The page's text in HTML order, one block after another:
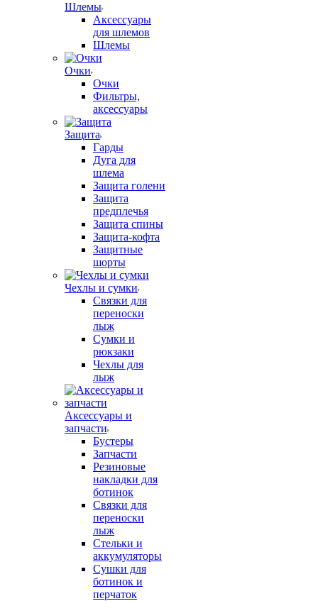
Шлемы
Аксессуары
для шлемов
Шлемы
Очки
Очки
Фильтры,
аксессуары
Защита
Гарды
Дуга для
шлема
Защита голени
Защита
предплечья
Защита спины
Защита-кофта
Защитные
шорты
Чехлы и сумки
Связки для
переноски
лыж
Сумки и
рюкзаки
Чехлы для
лыж
Аксессуары и
запчасти
Бустеры
Запчасти
Резиновые
накладки для
ботинок
Связки для
переноски
лыж
Стельки и
аккумуляторы
Сушки для
ботинок и
перчаток